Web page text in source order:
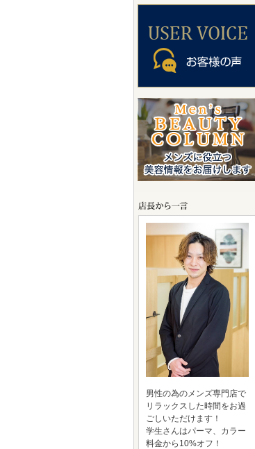
男性の為のメンズ専門店で
リラックスした時間をお過
ごしいただけます！
学生さんはパーマ、カラー
料金から10%オフ！